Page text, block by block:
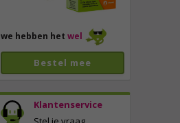
we hebben het wel
Bestel mee
Klantenservice